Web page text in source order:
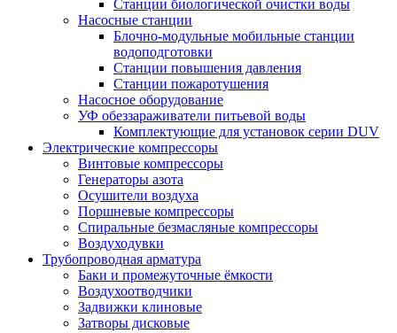
Станции биологической очистки воды
Насосные станции
Блочно-модульные мобильные станции
водоподготовки
Станции повышения давления
Станции пожаротушения
Насосное оборудование
УФ обеззараживатели питьевой воды
Комплектующие для установок серии DUV
Электрические компрессоры
Винтовые компрессоры
Генераторы азота
Осушители воздуха
Поршневые компрессоры
Спиральные безмасляные компрессоры
Воздуходувки
Трубопроводная арматура
Баки и промежуточные ёмкости
Воздухоотводчики
Задвижки клиновые
Затворы дисковые